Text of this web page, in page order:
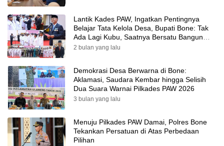
Lantik Kades PAW, Ingatkan Pentingnya
Belajar Tata Kelola Desa, Bupati Bone: Tak
Ada Lagi Kubu, Saatnya Bersatu Bangun
Desa
2 bulan yang lalu
Demokrasi Desa Berwarna di Bone:
Aklamasi, Saudara Kembar hingga Selisih
Dua Suara Warnai Pilkades PAW 2026
3 bulan yang lalu
Menuju Pilkades PAW Damai, Polres Bone
Tekankan Persatuan di Atas Perbedaan
Pilihan